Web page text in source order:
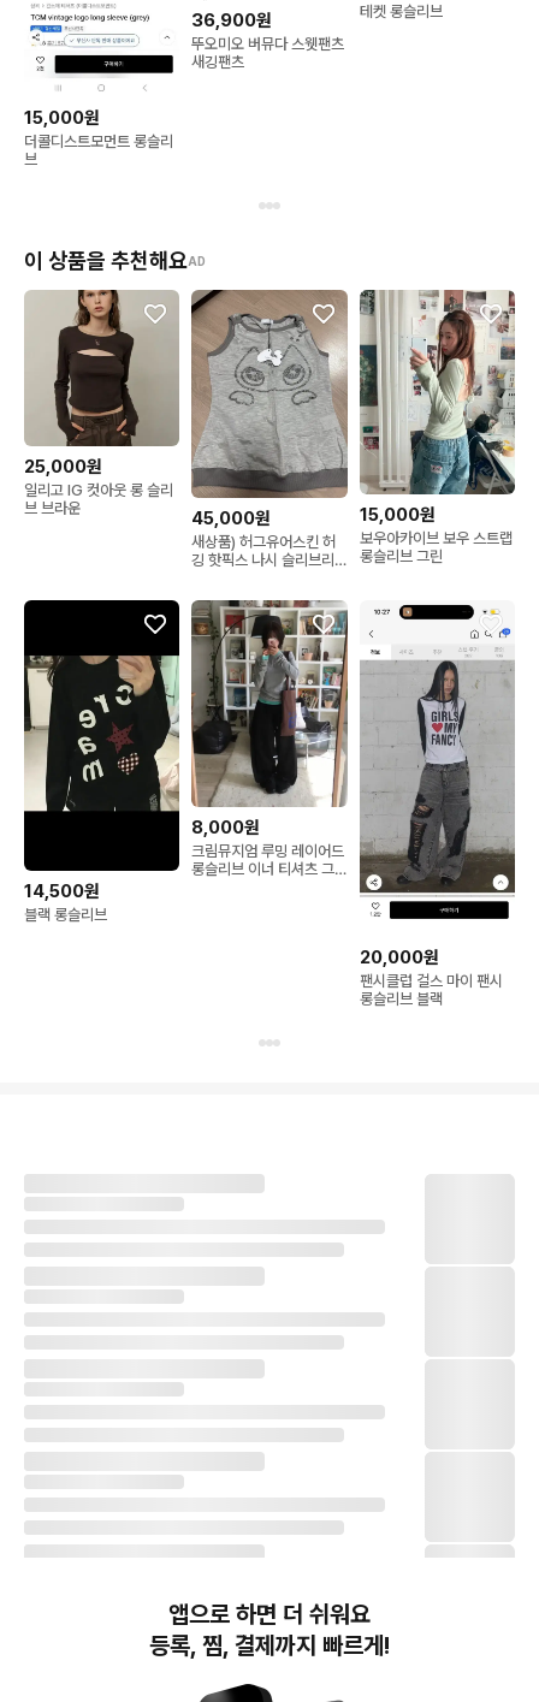
15,000원
더콜디스트모먼트 롱슬리
브
36,900원
뚜오미오 버뮤다 스웻팬츠
새깅팬츠
테켓 롱슬리브
이 상품을 추천해요AD
25,000원
일리고 IG 컷아웃 롱 슬리
브 브라운
45,000원
새상품) 허그유어스킨 허
깅 핫픽스 나시 슬리브리
15,000원
보우아카이브 보우 스트랩
롱슬리브 그린
14,500원
블랙 롱슬리브
8,000원
크림뮤지엄 루밍 레이어드
롱슬리브 이너 티셔츠 그
20,000원
팬시클럽 걸스 마이 팬시
롱슬리브 블랙
앱으로 하면 더 쉬워요
등록, 찜, 결제까지 빠르게!